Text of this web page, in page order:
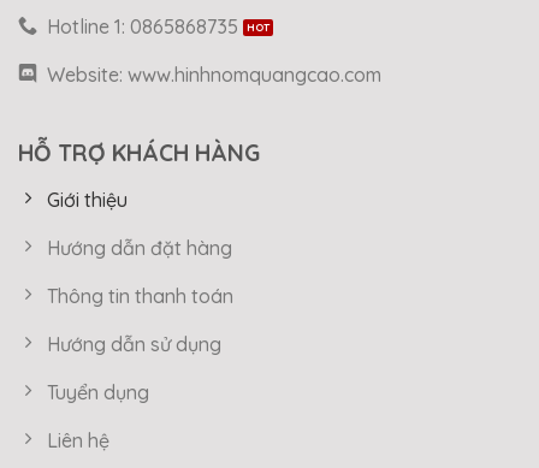
Hotline 1: 0865868735
Website: www.hinhnomquangcao.com
HỖ TRỢ KHÁCH HÀNG
Giới thiệu
Hướng dẫn đặt hàng
Thông tin thanh toán
Hướng dẫn sử dụng
Tuyển dụng
Liên hệ